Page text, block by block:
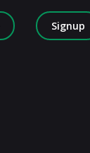
Signup